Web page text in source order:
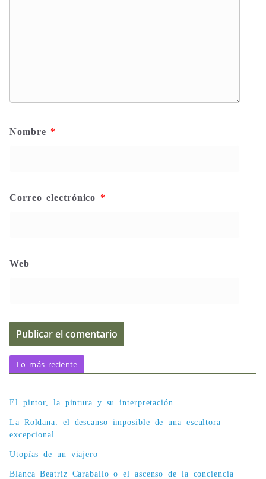
Nombre*
Correo electrónico*
Web
Lo más reciente
El pintor, la pintura y su interpretación
La Roldana: el descanso imposible de una escultora
excepcional
Utopías de un viajero
Blanca Beatriz Caraballo o el ascenso de la conciencia